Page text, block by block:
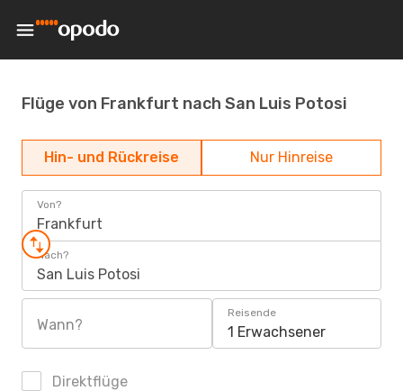
Flüge von Frankfurt nach San Luis Potosi
Hin- und Rückreise Nur Hinreise
Von?
Frankfurt
Nach?
San Luis Potosi
Wann?
Reisende
1 Erwachsener
Direktflüge